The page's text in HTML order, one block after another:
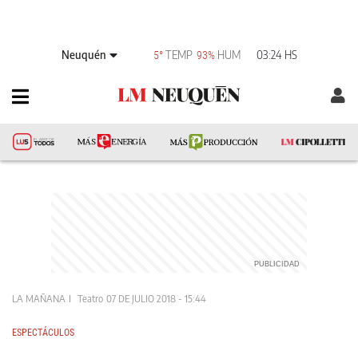
Neuquén 5° TEMP 93% HUM 03:24 HS
LA MAÑANA Teatro 07 DE JULIO 2018 - 15:44
ESPECTÁCULOS